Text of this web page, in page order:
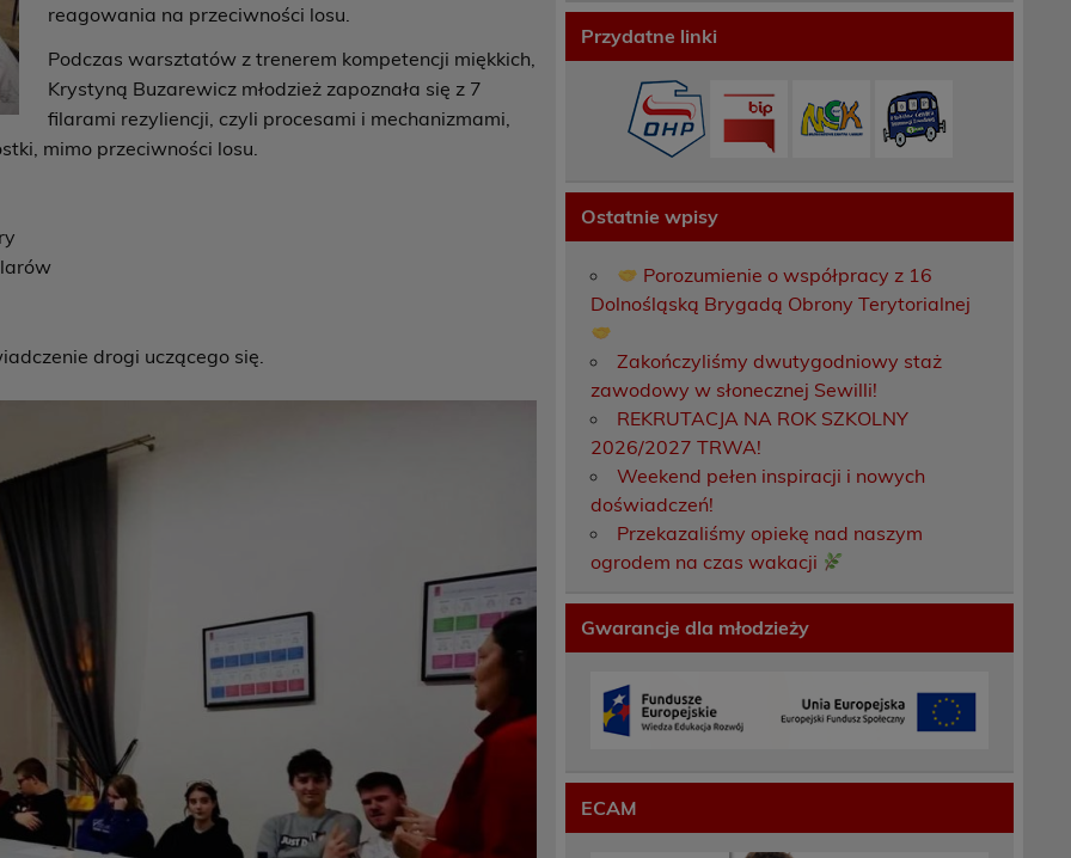
reagowania na przeciwności losu.
Podczas warsztatów z trenerem kompetencji miękkich,
Krystyną Buzarewicz młodzież zapoznała się z 7
filarami rezyliencji, czyli procesami i mechanizmami,
mimo przeciwności losu.
drogi uczącego się.
Przydatne linki
Ostatnie wpisy
Porozumienie o współpracy z 16
Dolnośląską Brygadą Obrony Terytorialnej
Zakończyliśmy dwutygodniowy staż
zawodowy w słonecznej Sewilli!
REKRUTACJA NA ROK SZKOLNY
2026/2027 TRWA!
Weekend pełen inspiracji i nowych
doświadczeń!
Przekazaliśmy opiekę nad naszym
ogrodem na czas wakacji
Gwarancje dla młodzieży
ECAM